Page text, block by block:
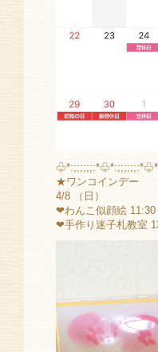
★ワンコインデー
4/8 （日）
❤わんこ似顔絵 11:30
❤手作り迷子札教室